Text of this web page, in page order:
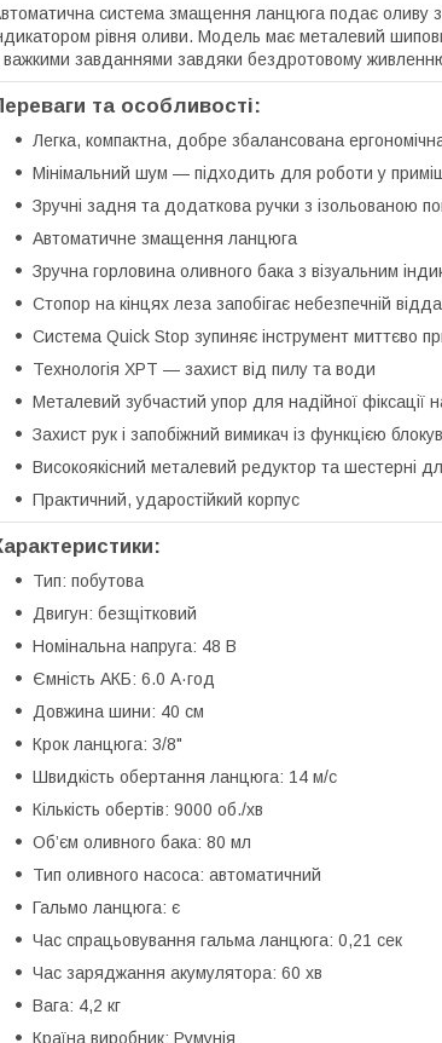
система змащення ланцюга подає оливу
рівня оливи. Модель має металевий
важкими завданнями завдяки бездротовому
та особливості:
Легка, компактна, добре збалансована
Мінімальний шум — підходить для роботи у
Зручні задня та додаткова ручки з ізольованою
Автоматичне змащення ланцюга
Зручна горловина оливного бака з візуальним
Стопор на кінцях леза запобігає небезпечній
Система Quick Stop зупиняє інструмент миттєво
Технологія XPT — захист від пилу та води
Металевий зубчастий упор для надійної фіксації на
Захист рук і запобіжний вимикач із функцією
Високоякісний металевий редуктор та шестерні
Практичний, ударостійкий корпус
Тип: побутова
Двигун: безщітковий
Номінальна напруга: 48 В
Ємність АКБ: 6.0 А·год
Довжина шини: 40 см
Крок ланцюга: 3/8"
Швидкість обертання ланцюга: 14 м/с
Кількість обертів: 9000 об./хв
Об’єм оливного бака: 80 мл
Тип оливного насоса: автоматичний
Гальмо ланцюга: є
Час спрацьовування гальма ланцюга: 0,21 сек
Час заряджання акумулятора: 60 хв
Вага: 4,2 кг
Країна виробник: Румунія